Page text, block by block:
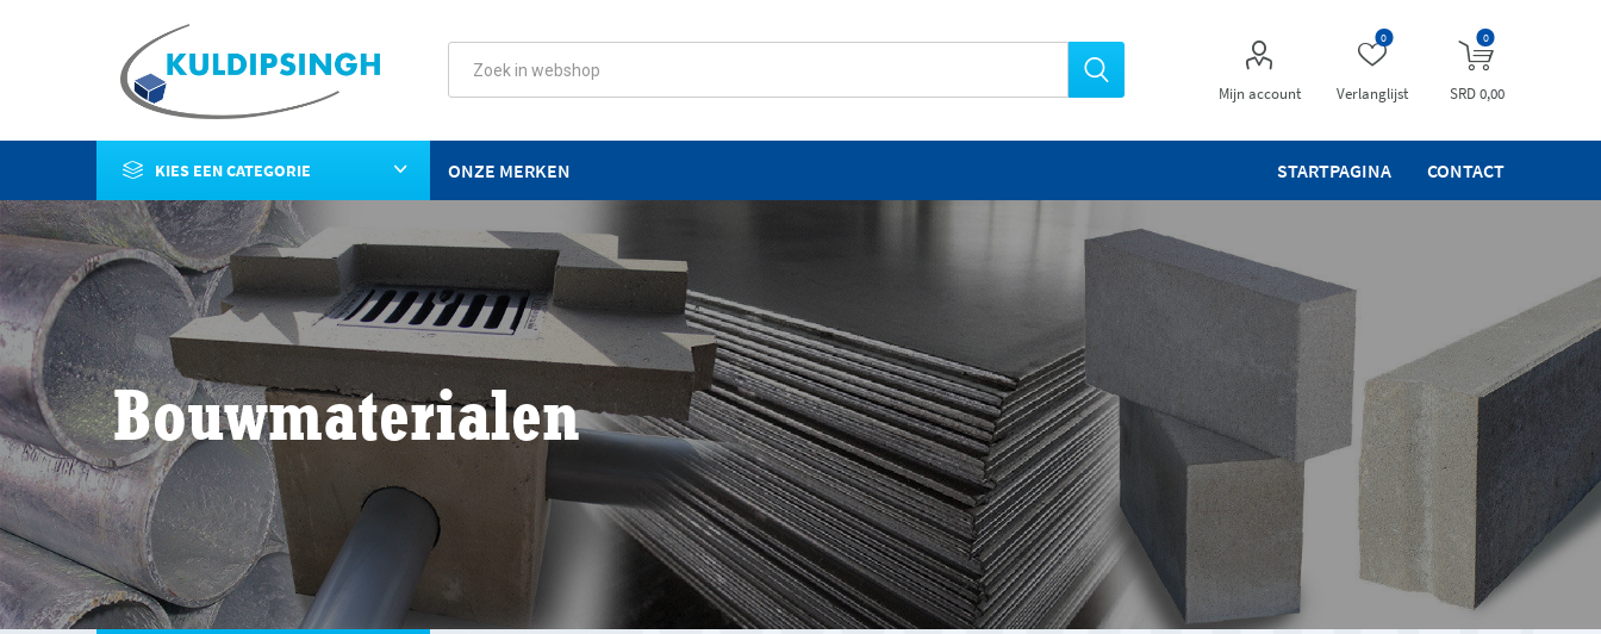
Mijn account Verlanglijst
0 0
SRD 0,00
KIES EEN CATEGORIE STARTPAGINA CONTACT
ONZE MERKEN
Bouwmaterialen